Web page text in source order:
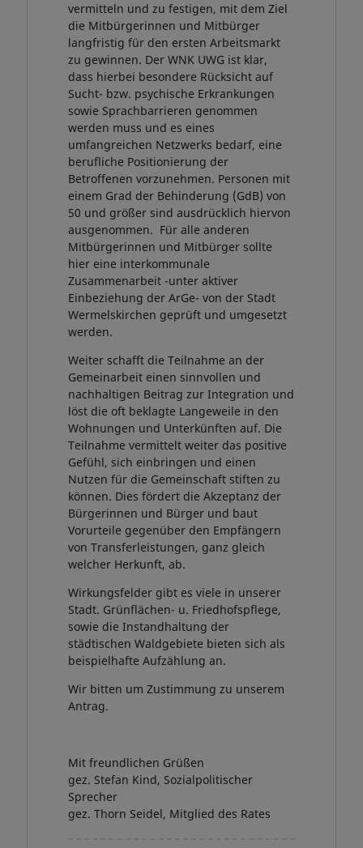
vermitteln und zu festigen, mit dem Ziel
die Mitbürgerinnen und Mitbürger
langfristig für den ersten Arbeitsmarkt
zu gewinnen. Der WNK UWG ist klar,
dass hierbei besondere Rücksicht auf
Sucht- bzw. psychische Erkrankungen
sowie Sprachbarrieren genommen
werden muss und es eines
umfangreichen Netzwerks bedarf, eine
berufliche Positionierung der
Betroffenen vorzunehmen. Personen mit
einem Grad der Behinderung (GdB) von
50 und größer sind ausdrücklich hiervon
ausgenommen. Für alle anderen
Mitbürgerinnen und Mitbürger sollte
hier eine interkommunale
Zusammenarbeit -unter aktiver
Einbeziehung der ArGe- von der Stadt
Wermelskirchen geprüft und umgesetzt
werden.
Weiter schafft die Teilnahme an der
Gemeinarbeit einen sinnvollen und
nachhaltigen Beitrag zur Integration und
löst die oft beklagte Langeweile in den
Wohnungen und Unterkünften auf. Die
Teilnahme vermittelt weiter das positive
Gefühl, sich einbringen und einen
Nutzen für die Gemeinschaft stiften zu
können. Dies fördert die Akzeptanz der
Bürgerinnen und Bürger und baut
Vorurteile gegenüber den Empfängern
von Transferleistungen, ganz gleich
welcher Herkunft, ab.
Wirkungsfelder gibt es viele in unserer
Stadt. Grünflächen- u. Friedhofspflege,
sowie die Instandhaltung der
städtischen Waldgebiete bieten sich als
beispielhafte Aufzählung an.
Wir bitten um Zustimmung zu unserem
Antrag.
Mit freundlichen Grüßen
gez. Stefan Kind, Sozialpolitischer
Sprecher
gez. Thorn Seidel, Mitglied des Rates